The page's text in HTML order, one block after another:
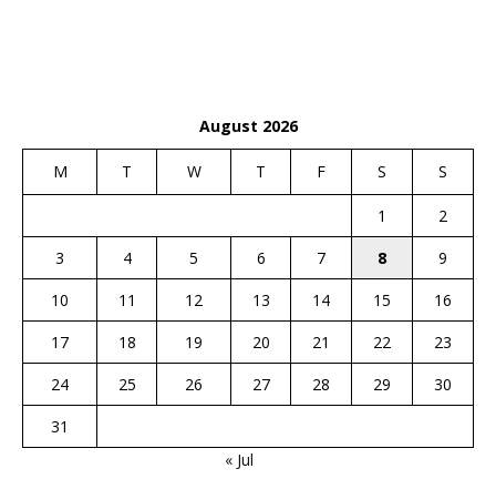
August 2026
M T W T F S S
1
2
3
4 5 6 7 8
9
10
11 12 13 14 15
16
17
18 19 20 21 22
23
24
25 26 27 28 29
30
31
« Jul